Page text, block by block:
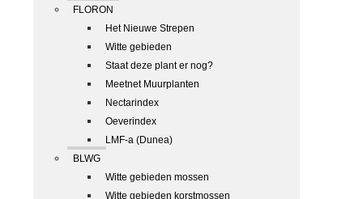
FLORON
Het Nieuwe Strepen
Witte gebieden
Staat deze plant er nog?
Meetnet Muurplanten
Nectarindex
Oeverindex
LMF-a (Dunea)
BLWG
Witte gebieden mossen
Witte gebieden korstmossen